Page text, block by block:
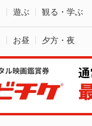
遊ぶ 観る・学ぶ
お昼 夕方・夜